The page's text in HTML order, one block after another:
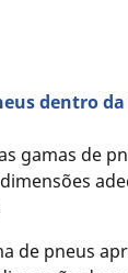
dentro
gamas de
de pneus